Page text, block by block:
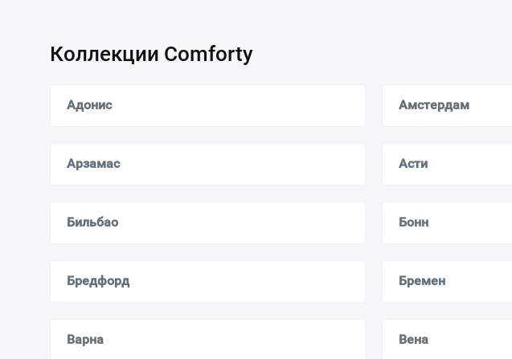
Коллекции Comforty
Адонис Амстердам
Арзамас Асти
Бильбао Бонн
Бредфорд Бремен
Варна Вена